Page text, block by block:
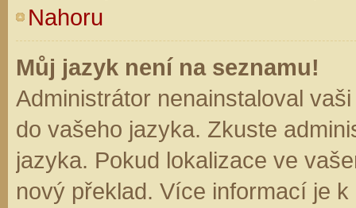
Nahoru
Můj jazyk není na seznamu!
Administrátor nenainstaloval
do vašeho jazyka. Zkuste
jazyka. Pokud lokalizace ve
nový překlad. Více informací je